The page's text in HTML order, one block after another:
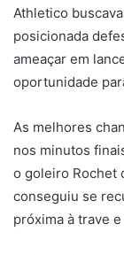
Athletico
posicionada
ameaçar em
oportunidade
As melhores
nos minutos
o goleiro Rochet
conseguiu se
próxima à trave